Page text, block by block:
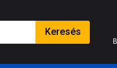
Keresés